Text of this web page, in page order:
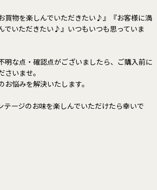
買物を楽しんでいただきたい♪』『お客様に満
でいただきたい♪』いつもいつも思っていま
明な点・確認点がございましたら、ご購入前に
さいませ。
お悩みを解決いたします。
テージのお味を楽しんでいただけたら幸いで